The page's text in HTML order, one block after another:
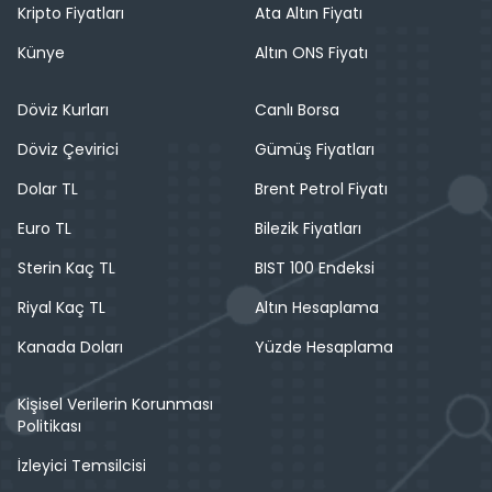
Kripto Fiyatları
Künye
Ata Altın Fiyatı
Altın ONS Fiyatı
Döviz Kurları
Döviz Çevirici
Dolar TL
Euro TL
Sterin Kaç TL
Riyal Kaç TL
Kanada Doları
Canlı Borsa
Gümüş Fiyatları
Brent Petrol Fiyatı
Bilezik Fiyatları
BIST 100 Endeksi
Altın Hesaplama
Yüzde Hesaplama
Kişisel Verilerin Korunması
Politikası
İzleyici Temsilcisi